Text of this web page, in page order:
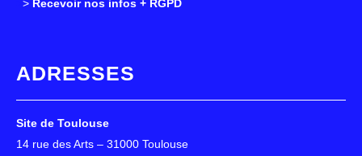
> Recevoir nos infos + RGPD
ADRESSES
Site de Toulouse
14 rue des Arts – 31000 Toulouse